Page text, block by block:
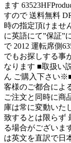
ます
すので 送料無料
時の指定頂けませ
に英語にて”保証”
で 2012 運転席側
でもお探しする事
なります ■取扱い
ん ご購入下さい
客様のご都合によ
ご注文と同時に商
庫は常に変動いた
致するとは限らず
る場合がございま
は英文を直訳で日